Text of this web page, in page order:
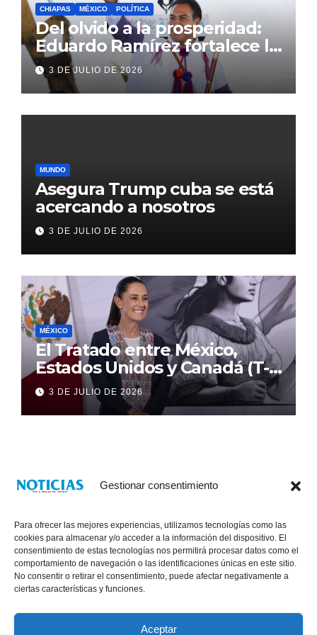
Gestionar consentimiento
Para ofrecer las mejores experiencias, utilizamos tecnologías como las
cookies para almacenar y/o acceder a la información del dispositivo. El
consentimiento de estas tecnologías nos permitirá procesar datos como el
comportamiento de navegación o las identificaciones únicas en este sitio.
No consentir o retirar el consentimiento, puede afectar negativamente a
ciertas características y funciones.
Aceptar
CHIAPAS MÉXICO POLÍTICA
Del olvido a la prosperidad:
Eduardo Ramírez fortalece la
transformación de Aldama
con inversión histórica
3 DE JULIO DE 2026
MUNDO
Asegura Trump cuba se está
acercando a nosotros
3 DE JULIO DE 2026
MÉXICO
El Tratado entre México,
Estados Unidos y Canadá (T-
MEC) se mantiene hasta el
2036: Presidenta Claudia
Sheinbaum
3 DE JULIO DE 2026
® Derechos Reservados 2026|
Chiapas. VENTAS: 961 6120154